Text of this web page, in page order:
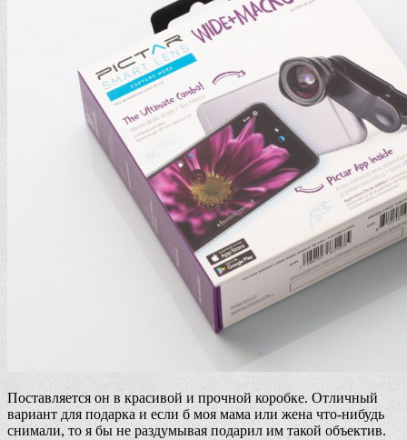
Поставляется он в красивой и прочной коробке. Отличный
вариант для подарка и если б моя мама или жена что-нибудь
снимали, то я бы не раздумывая подарил им такой объектив.